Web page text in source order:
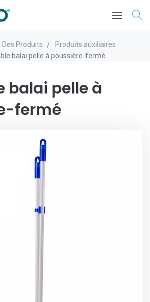
Des Produits
Produits auxiliaires
balai pelle à poussière-fermé
balai pelle à
fermé